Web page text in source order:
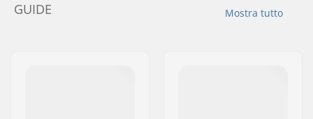
Mostra tutto
GUIDE